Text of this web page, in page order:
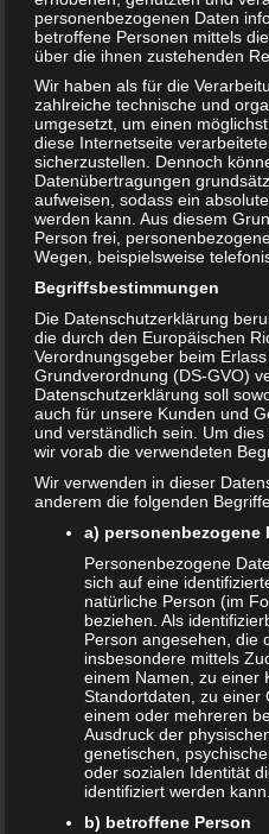
21.
Bewertung:
Share Post Save
Redakteur:
Auch interessant:
← Bildschirmzeit für Kinder:
Schreibe einen
Deine E-Mail-Adresse wird
Erforderliche Felder sind mit
Kommentar*
personenbezogenen Daten
betroffene Personen mittels
über die ihnen zustehenden
Wir haben als für die
zahlreiche technische und
umgesetzt, um einen
diese Internetseite
sicherzustellen. Dennoch
Datenübertragungen
aufweisen, sodass ein
werden kann. Aus diesem
Person frei,
Wegen, beispielsweise
Begriffsbestimmungen
Die Datenschutzerklärung
die durch den Europäischen
Verordnungsgeber beim
Grundverordnung (DS-GVO)
Datenschutzerklärung soll
auch für unsere Kunden und
und verständlich sein. Um
wir vorab die verwendeten
Wir verwenden in dieser
anderem die folgenden
a) personenbezogene
Personenbezogene
sich auf eine
natürliche Person (im
beziehen. Als
Person angesehen, die
insbesondere mittels
einem Namen, zu einer
Standortdaten, zu einer
einem oder mehreren
Ausdruck der
genetischen,
oder sozialen Identität
identifiziert werden kann.
b) betroffene Person